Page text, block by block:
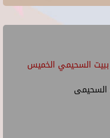
ببيت السحيمي الخميس
السحيمى